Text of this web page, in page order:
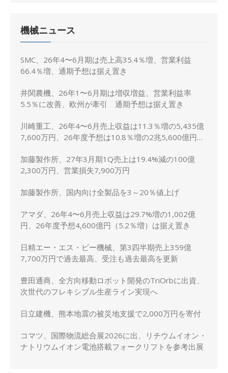
機械ニュース
SMC、26年4〜6月期は売上高35.4％増、営業利益
66.4％増、通期予想は据え置き
井関農機、26年1〜6月期は増収増益、営業利益率
5.5％に改善、欧州が牽引 通期予想は据え置き
川崎重工、26年4〜6月売上収益は11.3％増の5,435億
7,600万円、26年度予想は10.8％増の2兆5,600億円に
加藤製作所、27年3月期1Q売上は19.4%減の100億
2,300万円、営業損失7,900万円
加藤製作所、国内向け全製品を3～20％値上げ
アマダ、26年4〜6月売上収益は29.7%増の1,002億
円、26年度予想4,600億円（5.2％増）は据え置き
日精エー・エス・ビー機械、第3四半期売上359億
7,700万円で過去最高、受注も過去最高を更新
豊田通商、全方向移動ロボット開発のTriOrbに出資、
次世代のフレキシブル生産ライン実現へ
日立建機、熊本地震の被災地支援で2,000万円を寄付
コマツ、国際物流総合展2026に出、リチウムイオン・
ナトリウムイオン電池搭載フォークリフトを参考出展